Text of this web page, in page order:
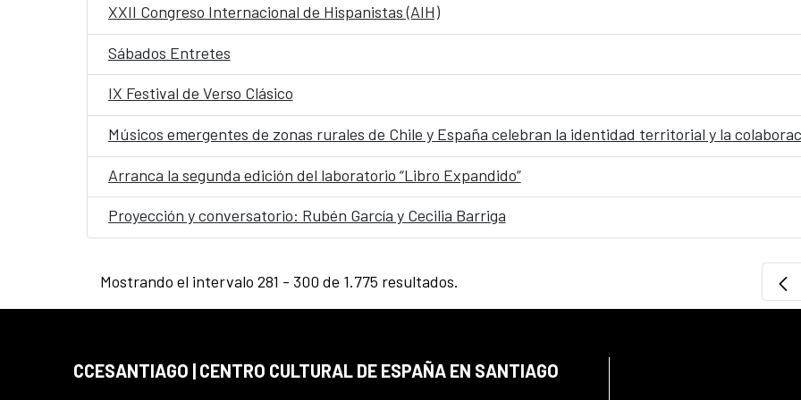
XXII Congreso Internacional de Hispanistas (AIH)
Sábados Entretes
IX Festival de Verso Clásico
Músicos emergentes de zonas rurales de Chile y España celebran la identidad territorial y la
Arranca la segunda edición del laboratorio “Libro Expandido”
Proyección y conversatorio: Rubén García y Cecilia Barriga
Mostrando el intervalo 281 - 300 de 1.775 resultados.
CCESANTIAGO | CENTRO CULTURAL DE ESPAÑA EN SANTIAGO